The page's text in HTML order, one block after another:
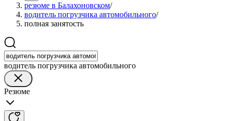
резюме в Балахоновском/
водитель погрузчика автомобильного/
полная занятость
водитель погрузчика автомобильного
Резюме